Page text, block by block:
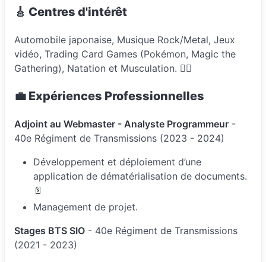
🎸 Centres d'intérêt
Automobile japonaise, Musique Rock/Metal, Jeux
vidéo, Trading Card Games (Pokémon, Magic the
Gathering), Natation et Musculation. 🏊‍♂️
💼 Expériences Professionnelles
Adjoint au Webmaster - Analyste Programmeur -
40e Régiment de Transmissions (2023 - 2024)
Développement et déploiement d’une
application de dématérialisation de documents.
📄
Management de projet.
Stages BTS SIO - 40e Régiment de Transmissions
(2021 - 2023)